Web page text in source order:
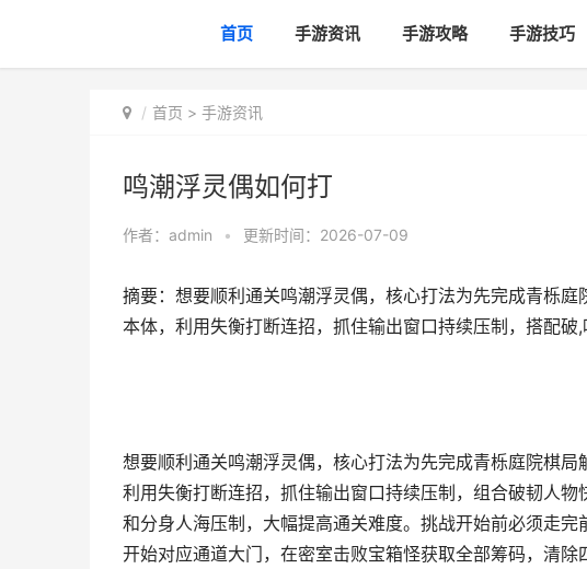
首页 手游资讯 手游攻略 手游技巧
首页 > 手游资讯
鸣潮浮灵偶如何打
作者： admin • 更新时间：2026-07-09
摘要：想要顺利通关鸣潮浮灵偶，核心打法为先完成青栎
本体，利用失衡打断连招，抓住输出窗口持续压制，搭配破
想要顺利通关鸣潮浮灵偶，核心打法为先完成青栎庭院棋局
利用失衡打断连招，抓住输出窗口持续压制，组合破韧人
和分身人海压制，大幅提高通关难度。挑战开始前必须走
开始对应通道大门，在密室击败宝箱怪获取全部筹码，清